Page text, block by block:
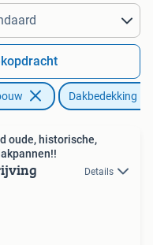
Dakbedekking
oude, historische,
Details